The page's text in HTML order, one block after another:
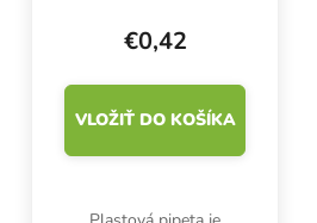
€0,42
VLOŽIŤ DO KOŠÍKA